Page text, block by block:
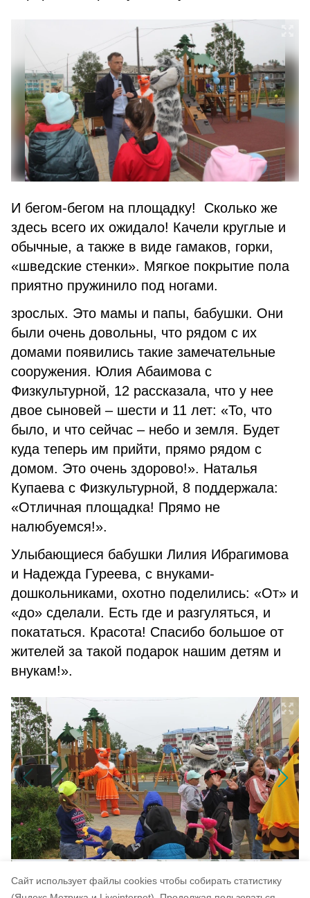
Cайт использует файлы cookies чтобы собирать статистику
И бегом-бегом на площадку! Сколько же
здесь всего их ожидало! Качели круглые и
обычные, а также в виде гамаков, горки,
«шведские стенки». Мягкое покрытие пола
приятно пружинило под ногами.
зрослых. Это мамы и папы, бабушки. Они
были очень довольны, что рядом с их
домами появились такие замечательные
сооружения. Юлия Абаимова с
Физкультурной, 12 рассказала, что у нее
двое сыновей – шести и 11 лет: «То, что
было, и что сейчас – небо и земля. Будет
куда теперь им прийти, прямо рядом с
домом. Это очень здорово!». Наталья
Купаева с Физкультурной, 8 поддержала:
«Отличная площадка! Прямо не
налюбуемся!».
Улыбающиеся бабушки Лилия Ибрагимова
и Надежда Гуреева, с внуками-
дошкольниками, охотно поделились: «От» и
«до» сделали. Есть где и разгуляться, и
покататься. Красота! Спасибо большое от
жителей за такой подарок нашим детям и
внукам!».